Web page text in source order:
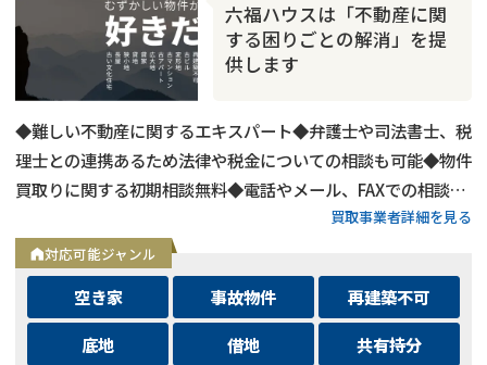
六福ハウスは「不動産に関
する困りごとの解消」を提
供します
◆難しい不動産に関するエキスパート◆弁護士や司法書士、税
理士との連携あるため法律や税金についての相談も可能◆物件
買取りに関する初期相談無料◆電話やメール、FAXでの相談可
買取事業者詳細を見る
対応可能ジャンル
空き家 事故物件
再建築不可
底地
借地
共有持分